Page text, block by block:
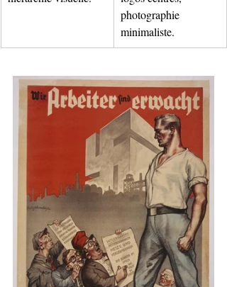
photographie
minimaliste.